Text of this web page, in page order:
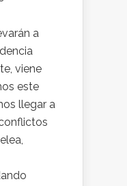
a
viene
este
llegar a